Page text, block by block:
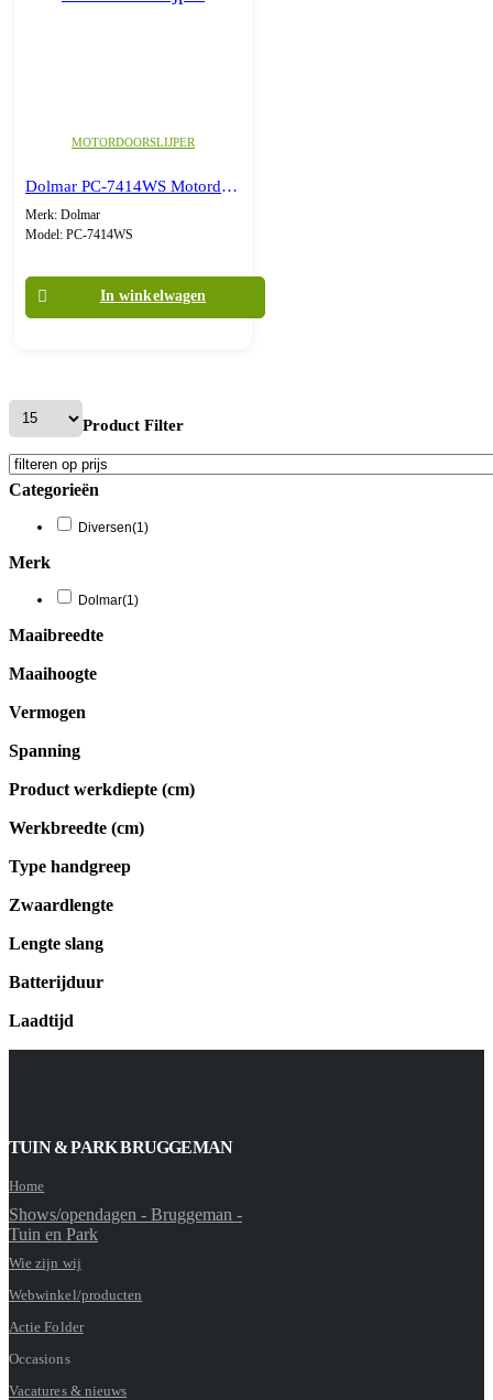
MOTORDOORSLIJPER
Dolmar PC-7414WS Motordoorslijper
Merk: Dolmar
Model: PC-7414WS
In winkelwagen
Product Filter
Categorieën
Diversen(1)
Merk
Dolmar(1)
Maaibreedte
Maaihoogte
Vermogen
Spanning
Product werkdiepte (cm)
Werkbreedte (cm)
Type handgreep
Zwaardlengte
Lengte slang
Batterijduur
Laadtijd
TUIN & PARK BRUGGEMAN
Home
Shows/opendagen - Bruggeman -
Tuin en Park
Wie zijn wij
Webwinkel/producten
Actie Folder
Occasions
Vacatures & nieuws